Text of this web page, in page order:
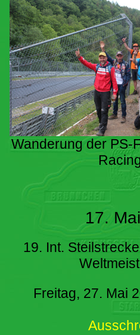
Wanderung der PS-
17.
19. Int.
Freitag, 27. Mai